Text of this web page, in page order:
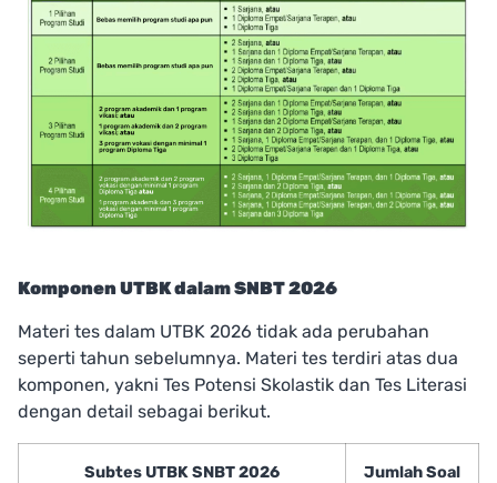
Komponen UTBK dalam SNBT 2026
Materi tes dalam UTBK 2026 tidak ada perubahan
seperti tahun sebelumnya. Materi tes terdiri atas dua
komponen, yakni Tes Potensi Skolastik dan Tes Literasi
dengan detail sebagai berikut.
Subtes UTBK SNBT 2026 Jumlah Soal